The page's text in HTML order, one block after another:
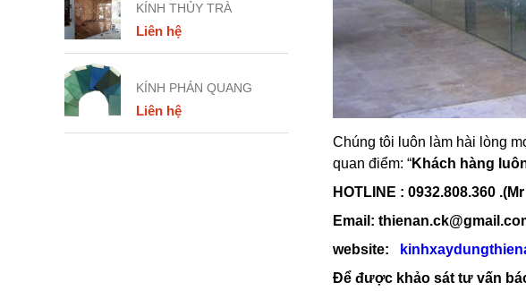
KÍNH THỦY TRÀ
Liên hệ
KÍNH PHẢN QUANG
Liên hệ
Chúng tôi luôn làm hài lòng
quan điểm: “Khách hàng
HOTLINE : 0932.808.360
Email:
website:
Để được khảo sát tư vấn